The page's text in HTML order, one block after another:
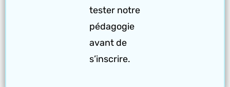
tester notre
pédagogie
avant de
s’inscrire.